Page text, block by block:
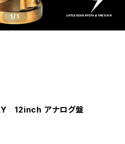
1/1
12inch アナログ盤